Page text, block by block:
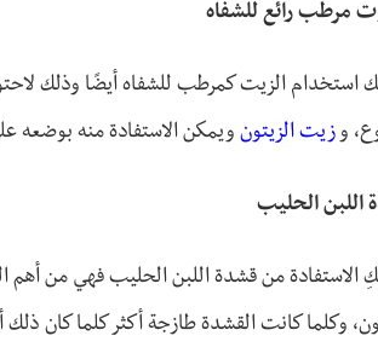
مرطب رائع للشفاه
استخدام الزيت كمرطب للشفاه أيضًا وذلك
و زيت الزيتون ويمكن الاستفادة منه بوضعه
اللبن الحليب
الاستفادة من قشدة اللبن الحليب فهي من أهم
وكلما كانت القشدة طازجة أكثر كلما كان